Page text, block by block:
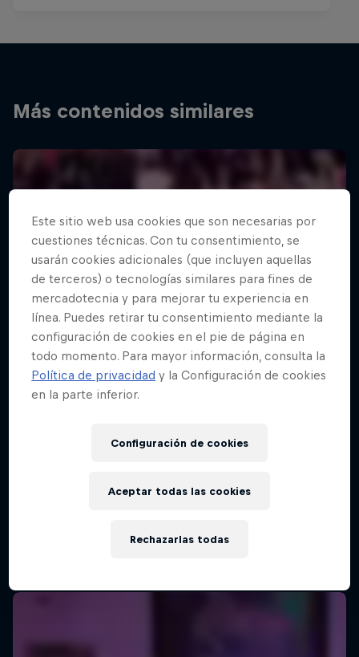
Más contenidos similares
Este sitio web usa cookies que son necesarias por
cuestiones técnicas. Con tu consentimiento, se
usarán cookies adicionales (que incluyen aquellas
de terceros) o tecnologías similares para fines de
mercadotecnia y para mejorar tu experiencia en
línea. Puedes retirar tu consentimiento mediante la
configuración de cookies en el pie de página en
todo momento. Para mayor información, consulta la
Política de privacidad y la Configuración de cookies
en la parte inferior.
Configuración de cookies
Rechazarlas todas
Aceptar todas las cookies